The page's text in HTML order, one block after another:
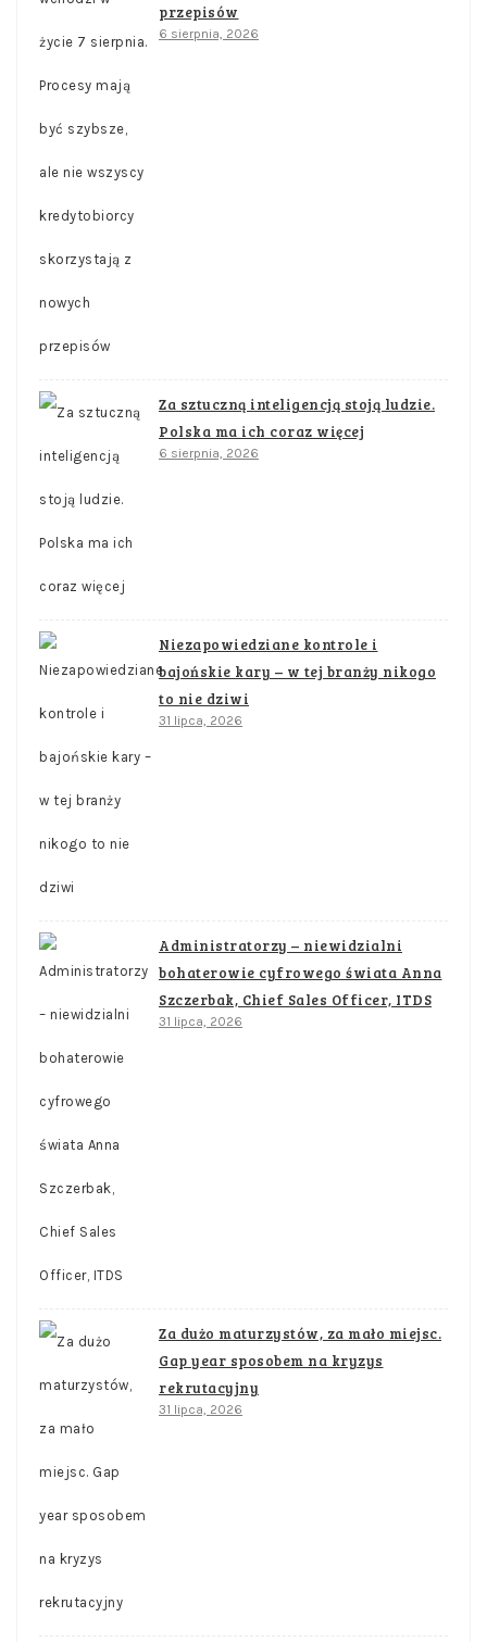
przepisów
6 sierpnia, 2026
Za sztuczną inteligencją stoją ludzie.
Polska ma ich coraz więcej
6 sierpnia, 2026
Niezapowiedziane kontrole i
bajońskie kary – w tej branży nikogo
to nie dziwi
31 lipca, 2026
Administratorzy – niewidzialni
bohaterowie cyfrowego świata Anna
Szczerbak, Chief Sales Officer, ITDS
31 lipca, 2026
Za dużo maturzystów, za mało miejsc.
Gap year sposobem na kryzys
rekrutacyjny
31 lipca, 2026